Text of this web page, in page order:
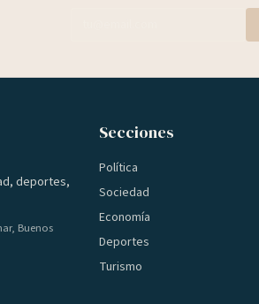
deportes,
Buenos
Secciones
Política
Sociedad
Economía
Deportes
Turismo